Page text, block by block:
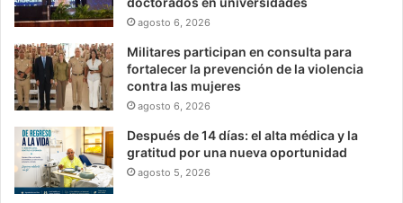
agosto 6, 2026
Militares participan en consulta para
fortalecer la prevención de la violencia
contra las mujeres
agosto 6, 2026
Después de 14 días: el alta médica y la
gratitud por una nueva oportunidad
agosto 5, 2026